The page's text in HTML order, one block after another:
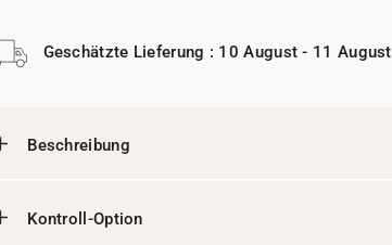
Geschätzte Lieferung : 10 August - 11 August
Beschreibung
Kontroll-Option